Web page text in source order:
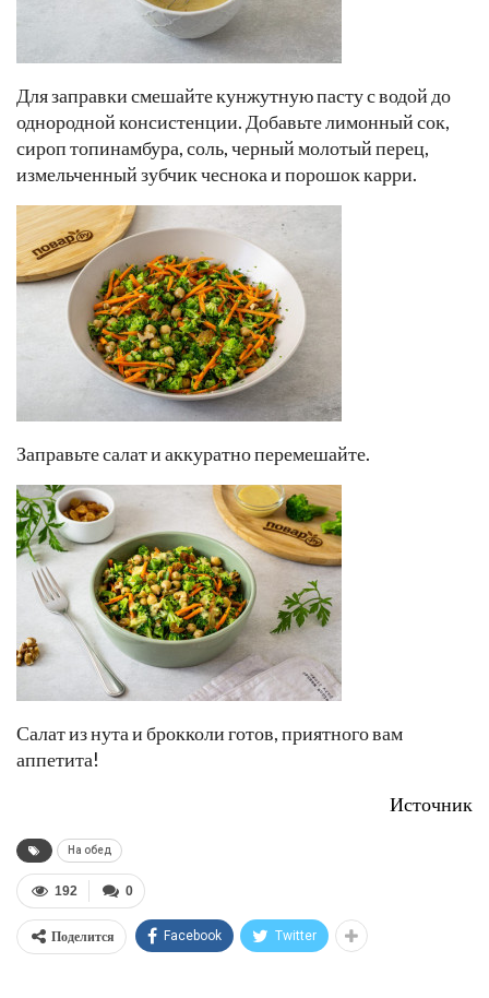
Для заправки смешайте кунжутную пасту с водой до
однородной консистенции. Добавьте лимонный сок,
сироп топинамбура, соль, черный молотый перец,
измельченный зубчик чеснока и порошок карри.
Заправьте салат и аккуратно перемешайте.
Салат из нута и брокколи готов, приятного вам
аппетита!
Источник
На обед
0
192
Поделится Facebook Twitter